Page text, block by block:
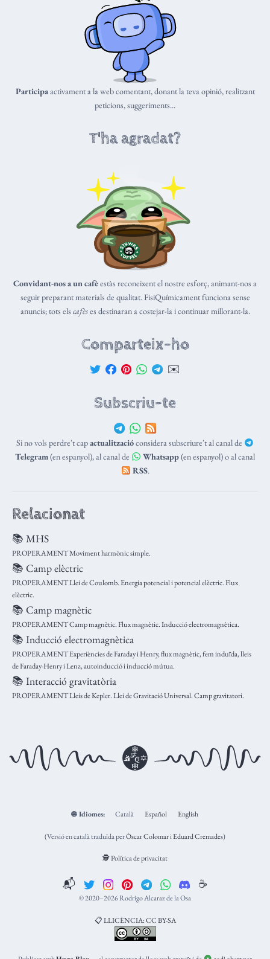
Participaactivament a la web comentant, donant la teva opinió, realitzant
peticions, suggeriments...
T'ha agradat?
Convidant-nos a un cafèestàs reconeixent el nostre esforç, animant-nos a
seguir preparant materials de qualitat. FisiQuímicament funciona sense
anuncis; tots els cafèses destinaran a costejar-la i continuar millorant-la.
Comparteix-ho
✉️
Subscriu-te
Si no vols perdre't capactualitzacióconsidera subscriure't al canal de
Telegram(en espanyol), al canal de Whatsapp(en espanyol) o al canal
RSS.
Relacionat
📚 MHS
PROPERAMENT Moviment harmònic simple.
📚 Camp elèctric
PROPERAMENT Llei de Coulomb. Energia potencial i potencial elèctric. Flux
elèctric.
📚 Camp magnètic
PROPERAMENT Camp magnètic. Flux magnètic. Inducció electromagnètica.
📚 Inducció electromagnètica
PROPERAMENT Experiències de Faraday i Henry, flux magnètic, fem induïda, lleis
de Faraday-Henry i Lenz, autoinducció i inducció mútua.
📚 Interacció gravitatòria
PROPERAMENT Lleis de Kepler. Llei de Gravitació Universal. Camp gravitatori.
🌐 Idiomes: Català Español English
(Versió en català traduïda perÒscar ColomariEduard Cremades)
🕵️ Política de privacitat
📬 ☕️
© 2020–2026 Rodrigo Alcaraz de la Osa
📋 LLICÈNCIA: CC BY-SA